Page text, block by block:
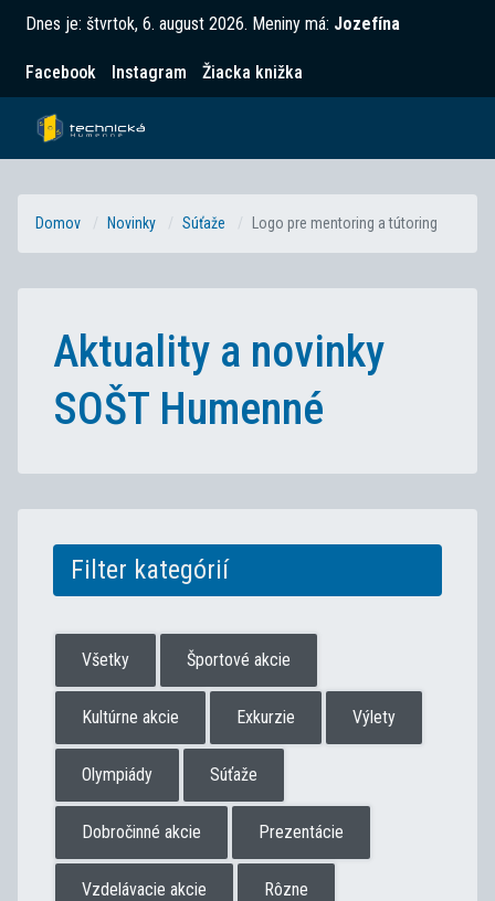
Dnes je: štvrtok, 6. august 2026. Meniny má: Jozefína
Facebook Instagram Žiacka knižka
Domov Novinky Súťaže Logo pre mentoring a tútoring
Aktuality a novinky
SOŠT Humenné
Filter kategórií
Všetky Športové akcie
Kultúrne akcie Exkurzie Výlety
Olympiády Súťaže
Dobročinné akcie Prezentácie
Vzdelávacie akcie Rôzne